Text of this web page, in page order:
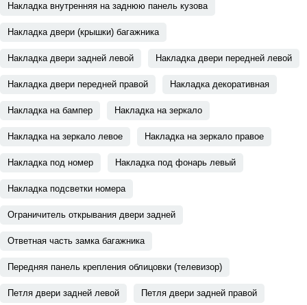
Накладка внутренняя на заднюю панель кузова
Накладка двери (крышки) багажника
Накладка двери задней левой Накладка двери передней левой
Накладка двери передней правой Накладка декоративная
Накладка на бампер Накладка на зеркало
Накладка на зеркало левое Накладка на зеркало правое
Накладка под номер Накладка под фонарь левый
Накладка подсветки номера
Ограничитель открывания двери задней
Ответная часть замка багажника
Передняя панель крепления облицовки (телевизор)
Петля двери задней левой Петля двери задней правой